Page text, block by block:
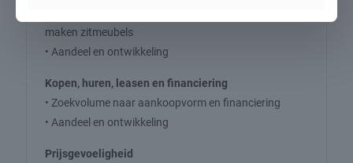
maken zitmeubels
• Aandeel en ontwikkeling
Kopen, huren, leasen en financiering
• Zoekvolume naar aankoopvorm en financiering
• Aandeel en ontwikkeling
Prijsgevoeligheid